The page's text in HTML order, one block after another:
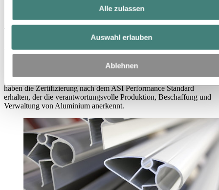
Alle zulassen
Auswahl erlauben
Ablehnen
Weitere Extrusionsstellen für Hydro-
Aluminium erhalten die ASI-
Zertifizierung
Sieben weitere Aluminium-Extrusionsbetriebe von Hydro in Europa
haben die Zertifizierung nach dem ASI Performance Standard
erhalten, der die verantwortungsvolle Produktion, Beschaffung und
Verwaltung von Aluminium anerkennt.